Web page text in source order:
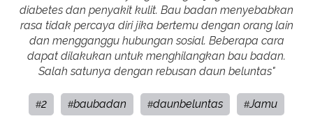
diabetes dan penyakit kulit. Bau badan menyebabkan
rasa tidak percaya diri jika bertemu dengan orang lain
dan mengganggu hubungan sosial. Beberapa cara
dapat dilakukan untuk menghilangkan bau badan.
Salah satunya dengan rebusan daun beluntas"
#2 #baubadan #daunbeluntas #Jamu